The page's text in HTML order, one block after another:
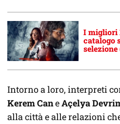
I migliori
catalogo
Intorno a loro, interpreti
Kerem CaneAçelya
alla città e alle relazioni